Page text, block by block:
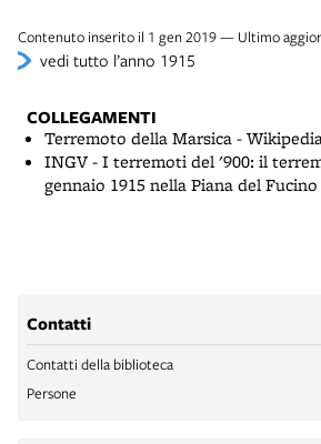
Contenuto inserito il 1 gen 2019 — Ultimo
vedi tutto l’anno 1915
COLLEGAMENTI
Terremoto della Marsica -
INGV - I terremoti del '900: il
gennaio 1915 nella Piana del Fucino
Contatti
Contatti della biblioteca
Persone